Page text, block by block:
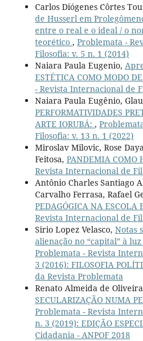
Carlos Diógenes Côrtes
de Husserl em
entre o real e o ideal / o
teorético , Problemata -
Filosofia: v. 5 n. 1 (2014)
Naiara Paula Eugenio,
ESTÉTICA COMO MODO
- Revista Internacional de
Naiara Paula Eugênio,
PERFORMATIVIDADES
ARTE IORUBÁ: ,
Filosofia: v. 13 n. 1 (2022)
Miroslav Milovic, Rose
Feitosa, PANDEMIA COMO
Revista Internacional de
Antônio Charles Santiago
Carvalho Ferrasa, Rafael
PEDAGÓGICA NA ESCOLA
Revista Internacional de
Sirio Lopez Velasco, Notas
alienação no “capital” à
Problemata - Revista
3 (2016): FILOSOFIA
da Revista Problemata
Renato Almeida de
SECULARIZAÇÃO NUMA
Problemata - Revista
n. 3 (2019): EDIÇÃO
Cidadania - ANPOF 2018